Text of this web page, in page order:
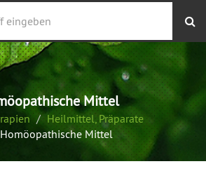
Mittel
Heilmittel, Präparate
Homöopathische Mittel